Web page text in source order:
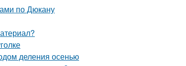
по Дюкану
деления осенью